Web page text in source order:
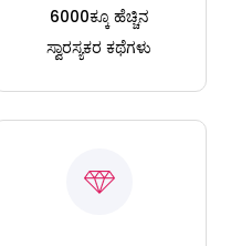
6000ಕ್ಕೂ ಹೆಚ್ಚಿನ
ಸ್ವಾರಸ್ಯಕರ ಕಥೆಗಳು